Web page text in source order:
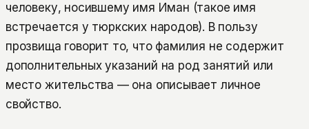
человеку, носившему имя Иман (такое имя
встречается у тюркских народов). В пользу
прозвища говорит то, что фамилия не содержит
дополнительных указаний на род занятий или
место жительства — она описывает личное
свойство.